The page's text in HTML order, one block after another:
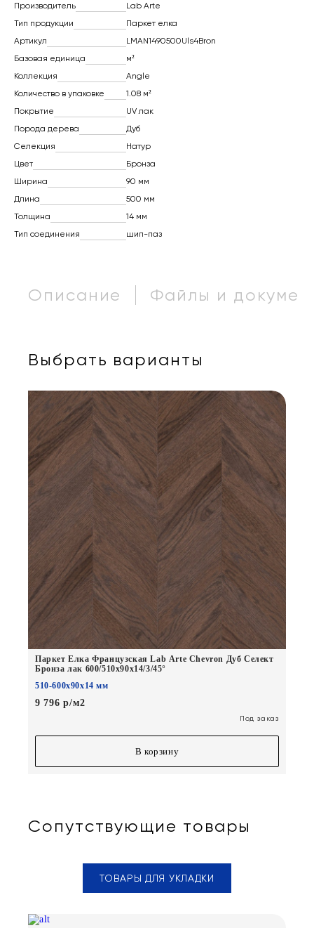
Производитель
Lab Arte
Тип продукции
Паркет елка
Артикул
LMAN1490500Uls4Bron
Базовая единица
м²
Коллекция
Angle
Количество в упаковке
1.08 м²
Покрытие
UV лак
Порода дерева
Дуб
Селекция
Натур
Цвет
Бронза
Ширина
90 мм
Длина
500 мм
Толщина
14 мм
Тип соединения
шип-паз
Описание Файлы и
Выбрать варианты
Паркет Елка Французская Lab Arte Chevron Дуб Селект
Бронза лак 600/510х90х14/3/45°
510-600х90х14 мм
9 796 р/м2
Под заказ
В корзину
Сопутствующие товары
ТОВАРЫ ДЛЯ УКЛАДКИ